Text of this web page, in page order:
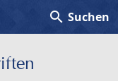
search Suchen